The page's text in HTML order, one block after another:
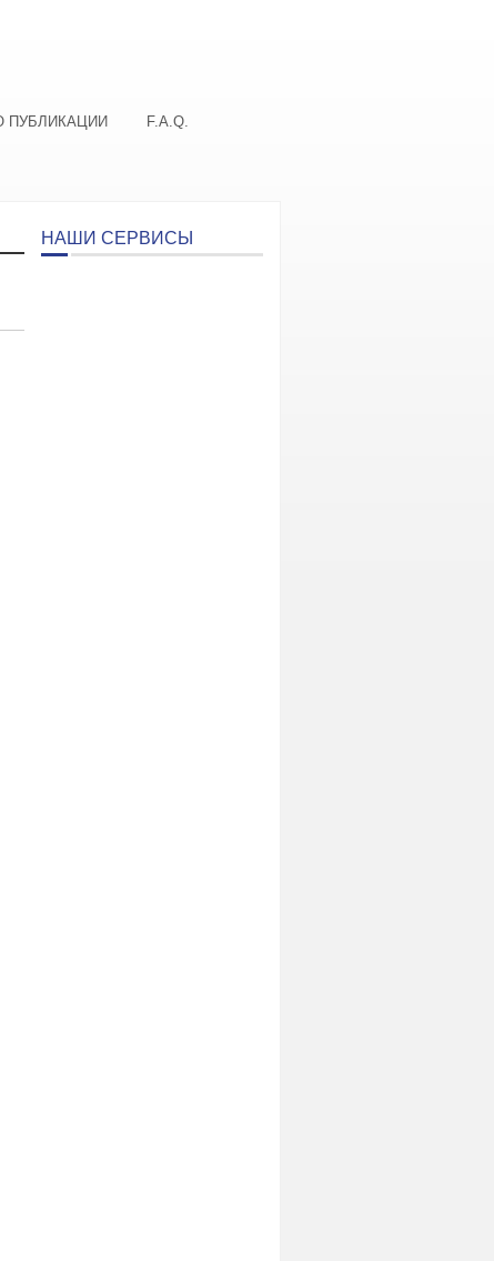
ПУБЛИКАЦИИ F.A.Q.
НАШИ СЕРВИСЫ